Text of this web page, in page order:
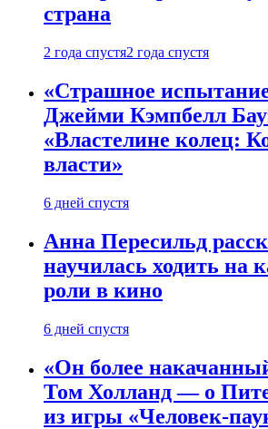
страна
2 года спустя2 года спустя
«Страшное
Джейми Кэмпбелл
«Властелине колец:
власти»
6 дней спустя
Анна Пересильд
научилась ходить на
роли в кино
6 дней спустя
«Он более
Том Холланд — о
из игры «Человек-